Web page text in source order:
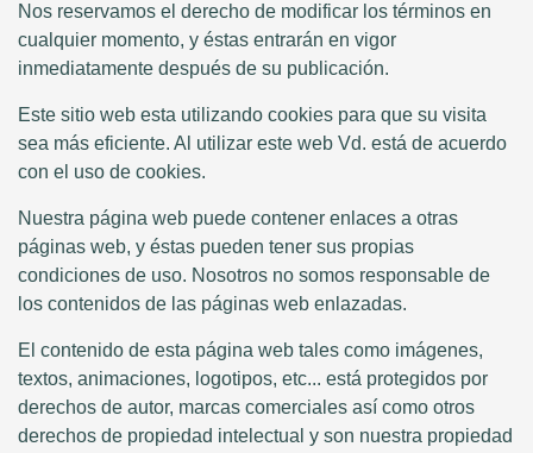
Nos reservamos el derecho de modificar los términos en
cualquier momento, y éstas entrarán en vigor
inmediatamente después de su publicación.
Este sitio web esta utilizando cookies para que su visita
sea más eficiente. Al utilizar este web Vd. está de acuerdo
con el uso de cookies.
Nuestra página web puede contener enlaces a otras
páginas web, y éstas pueden tener sus propias
condiciones de uso. Nosotros no somos responsable de
los contenidos de las páginas web enlazadas.
El contenido de esta página web tales como imágenes,
textos, animaciones, logotipos, etc... está protegidos por
derechos de autor, marcas comerciales así como otros
derechos de propiedad intelectual y son nuestra propiedad